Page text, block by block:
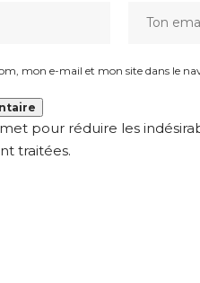
mon e-mail et mon site dans le
pour réduire les
traitées.